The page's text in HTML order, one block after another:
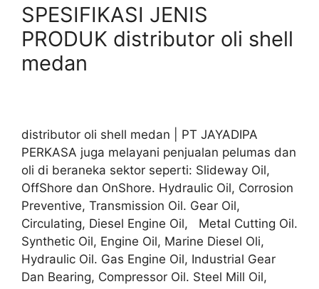
SPESIFIKASI JENIS
PRODUK distributor oli shell
medan
distributor oli shell medan | PT JAYADIPA
PERKASA juga melayani penjualan pelumas dan
oli di beraneka sektor seperti: Slideway Oil,
OffShore dan OnShore. Hydraulic Oil, Corrosion
Preventive, Transmission Oil. Gear Oil,
Circulating, Diesel Engine Oil, Metal Cutting Oil.
Synthetic Oil, Engine Oil, Marine Diesel Oli,
Hydraulic Oil. Gas Engine Oil, Industrial Gear
Dan Bearing, Compressor Oil. Steel Mill Oil,